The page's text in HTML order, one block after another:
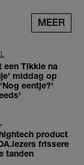
MEER
een Tikkie na
middag op
eentje?'
product
frissere
tanden